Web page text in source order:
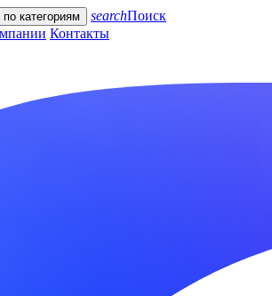
по категориям searchПоиск
Контакты